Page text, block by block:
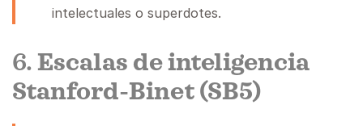
intelectuales o superdotes.
6. Escalas de inteligencia
Stanford-Binet (SB5)